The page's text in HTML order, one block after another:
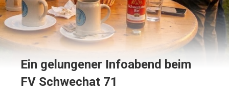
Ein gelungener Infoabend beim
FV Schwechat 71